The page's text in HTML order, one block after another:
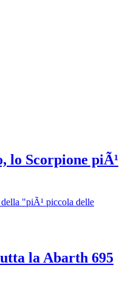
lo Scorpione piÃ¹
"piÃ¹ piccola delle
la Abarth 695